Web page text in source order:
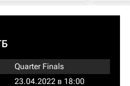
Quarter Finals
23.04.2022 в 18:00